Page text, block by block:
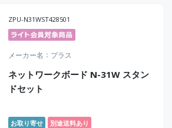
ZPU-N31WST428501
メーカー名 プラス
ネットワークボード N-31W スタン
ドセット
お取り寄せ 別途送料あり